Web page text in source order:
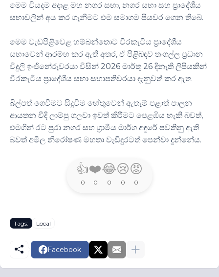
මෙම වියදම අදාළ මහ නගර සභා, නගර සභා සහ ප්‍රාදේශීය
සභාවලින් අය කර ගැනීමට එම සමාගම පියවර ගෙන තිබේ.
මෙම වැඩපිළිවෙළ හම්බන්තොට වීරකැටිය ප්‍රාදේශීය
සභාවෙන් ආරම්භ කර ඇති අතර, ඒ පිළිබඳව තංගල්ල ප්‍රධාන
විදුලි ඉංජිනේරුවරයා විසින් 2026 මාර්තු 26 දිනැති ලිපියකින්
වීරකැටිය ප්‍රාදේශීය සභා සභාපතිවරයා දැනුවත් කර ඇත.
බිල්පත් ගෙවීමට සිදුවීම හේතුවෙන් ඇතැම් පළාත් පාලන
ආයතන වීදි ලාම්පු ගලවා ඉවත් කිරීමට පෙළඹිය හැකි බවත්,
එමගින් රට පුරා නගර සහ ග්‍රාමීය මාර්ග අඳුරේ පවතිනු ඇති
බවත් අමිල නිරෝෂණ මහතා වැඩිදුරටත් පෙන්වා දුන්නේය.
👍
0
❤️
0
😂
0
😢
0
😡
0
Tags: Local
Facebook